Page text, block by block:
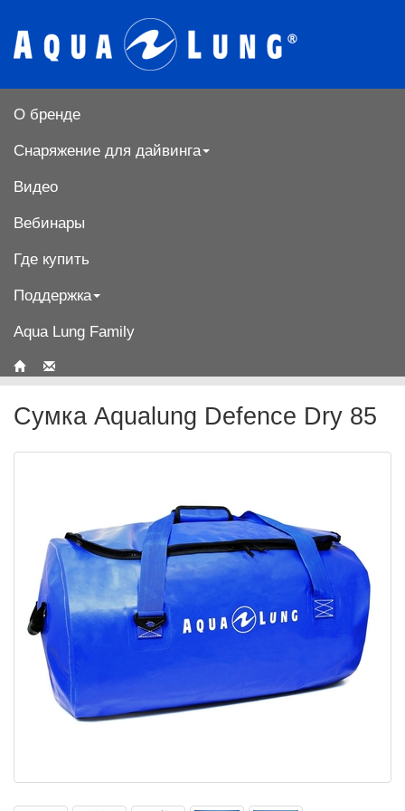
О бренде
Снаряжение для дайвинга
Видео
Вебинары
Где купить
Поддержка
Aqua Lung Family
Сумка Aqualung Defence Dry 85